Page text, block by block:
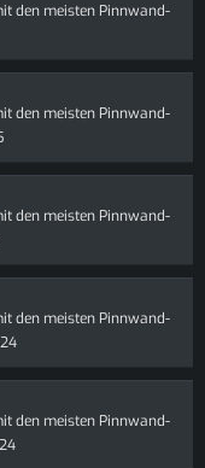
den meisten Pinnwand-
den meisten Pinnwand-
den meisten Pinnwand-
den meisten Pinnwand-
den meisten Pinnwand-